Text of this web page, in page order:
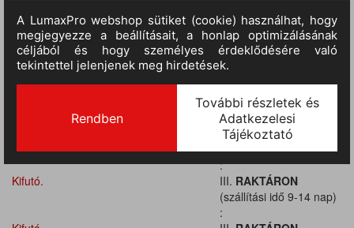
:
Kifutó.
III.RAKTÁRON
(szállítási idő 9-14 nap)
:
Kifutó.
III.RAKTÁRON
(szállítási idő 9-14 nap)
:
III.RAKTÁRON
(szállítási idő 9-14 nap)
:
Kifutó.
III. RAKTÁRON
(szállítási idő 9-14 nap)
: